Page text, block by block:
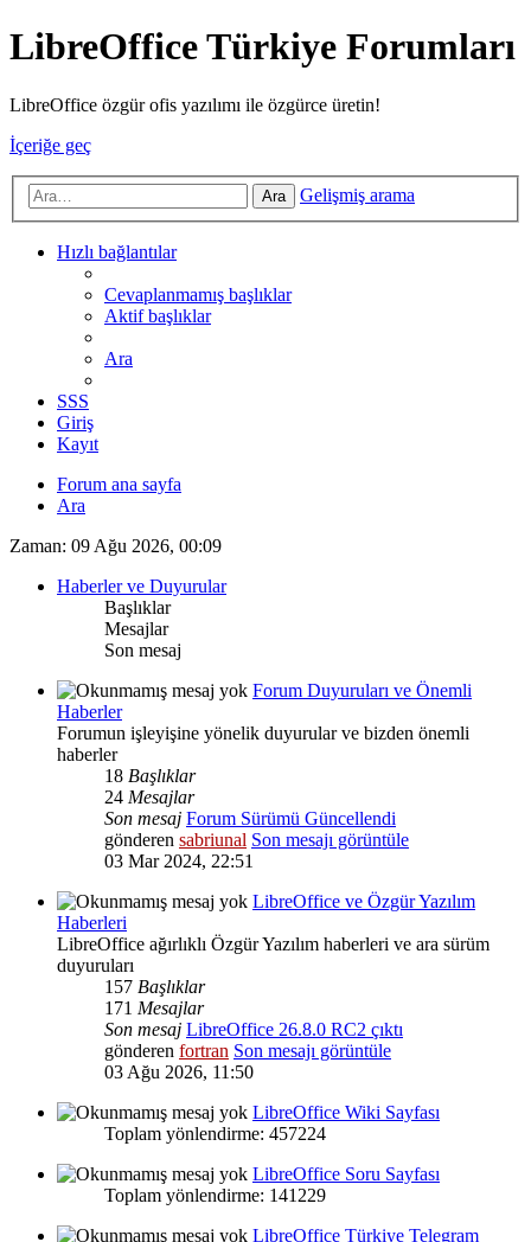
LibreOffice Türkiye Forumları
LibreOffice özgür ofis yazılımı ile özgürce üretin!
İçeriğe geç
Ara Gelişmiş arama
Hızlı bağlantılar
Cevaplanmamış başlıklar
Aktif başlıklar
Ara
SSS
Giriş
Kayıt
Forum ana sayfa
Ara
Zaman: 09 Ağu 2026, 00:09
Haberler ve Duyurular
Başlıklar
Mesajlar
Son mesaj
Forum Duyuruları ve Önemli
Haberler
Forumun işleyişine yönelik duyurular ve bizden önemli
haberler
18 Başlıklar
24 Mesajlar
Son mesaj Forum Sürümü Güncellendi
gönderen sabriunal Son mesajı görüntüle
03 Mar 2024, 22:51
LibreOffice ve Özgür Yazılım
Haberleri
LibreOffice ağırlıklı Özgür Yazılım haberleri ve ara sürüm
duyuruları
157 Başlıklar
171 Mesajlar
Son mesaj LibreOffice 26.8.0 RC2 çıktı
gönderen fortran Son mesajı görüntüle
03 Ağu 2026, 11:50
LibreOffice Wiki Sayfası
Toplam yönlendirme: 457224
LibreOffice Soru Sayfası
Toplam yönlendirme: 141229
LibreOffice Türkiye Telegram